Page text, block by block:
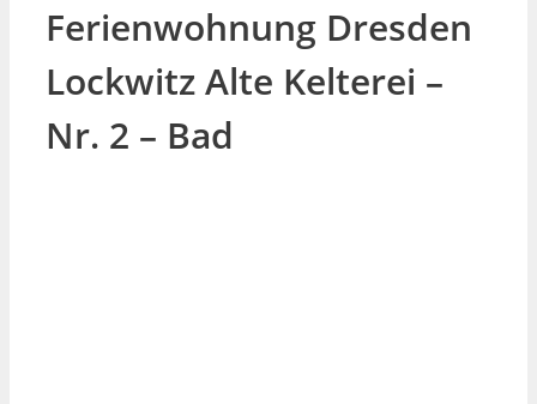
Ferienwohnung Dresden
Lockwitz Alte Kelterei –
Nr. 2 – Bad